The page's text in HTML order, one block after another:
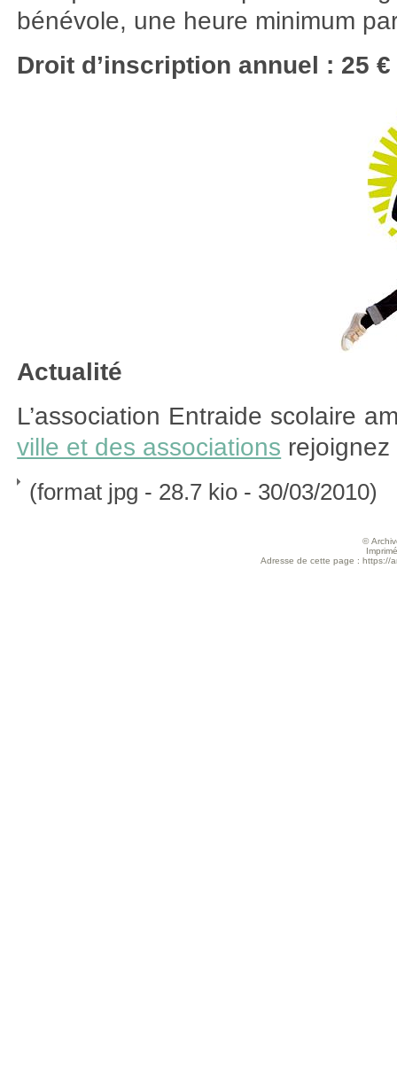
bénévole, une heure minimum
Droit d’inscription annuel : 25 €
Actualité
L’association Entraide scolaire
ville et des associations
(format jpg - 28.7 kio - 30/03/2010)
©
Adresse de cette page : https://